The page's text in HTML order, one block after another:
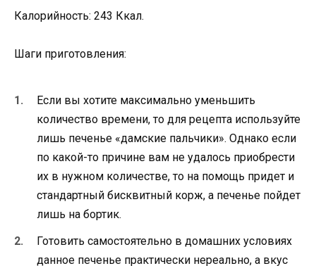
Калорийность: 243 Ккал.
Шаги приготовления:
Если вы хотите максимально уменьшить
количество времени, то для рецепта используйте
лишь печенье «дамские пальчики». Однако если
по какой-то причине вам не удалось приобрести
их в нужном количестве, то на помощь придет и
стандартный бисквитный корж, а печенье пойдет
лишь на бортик.
Готовить самостоятельно в домашних условиях
данное печенье практически нереально, а вкус